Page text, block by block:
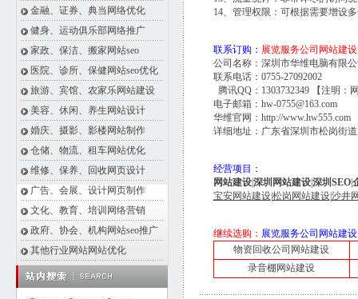
金融、证券、典当网络优化
健身、运动俱乐部网络推广
家政、保洁、搬家网站seo
医院、诊所、保健网站seo优化
旅游、宾馆、农家乐网站建设
美容、休闲、养生网站设计
婚庆、摄影、影楼网站制作
仓储、物流、租车网站优化
维修、保养、回收网页设计
广告、会展、设计网页制作
文化、教育、培训网络营销
政府、协会、机构网站seo推广
其他行业网站网站优化
14、管理权限：可根据需要增设
联系订购： 展览服务公司网站建设
公司名称：深圳市华维电脑有限
联系电话：0755-27092002
腾讯QQ：1303732349 【注明：
电子邮箱：hw-0755@163.com
华维官网： http://www.hw555.com
详细地址：广东省深圳市松岗街
经营项目：
网站建设|深圳网站建设|深圳SEO|
宝安网站建设|松岗网站建设|沙井
继续选购： 展览服务公司网站建设
物资回收公司网站建设
录音棚网站建设